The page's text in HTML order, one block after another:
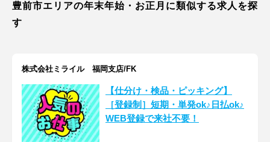
豊前市エリアの年末年始・お正月に類似する求人を探
す
株式会社ミライル 福岡支店/FK
【仕分け・検品・ピッキング】
［登録制］短期・単発ok♪日払ok♪
WEB登録で来社不要！